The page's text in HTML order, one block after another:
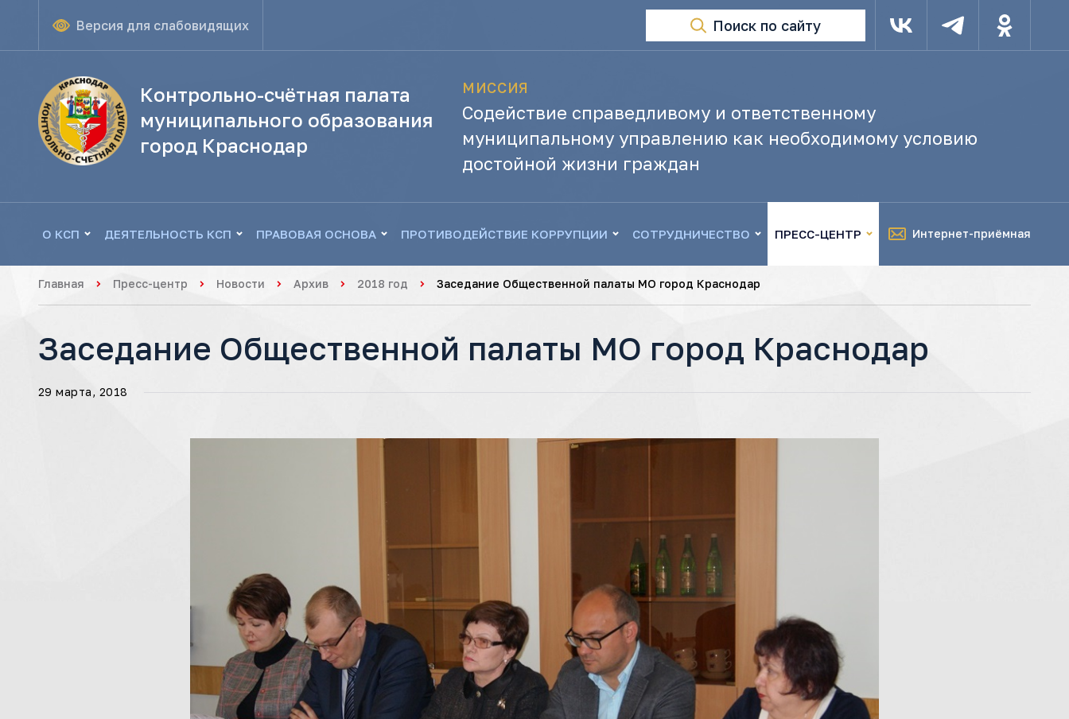
Версия для слабовидящих Поиск по сайту
Контрольно-счётная палата
муниципального образования
город Краснодар
МИССИЯ
Содействие справедливому и ответственному
муниципальному управлению как необходимому условию
достойной жизни граждан
О КСП ДЕЯТЕЛЬНОСТЬ КСП ПРАВОВАЯ ОСНОВА ПРОТИВОДЕЙСТВИЕ КОРРУПЦИИ СОТРУДНИЧЕСТВО ПРЕСС-ЦЕНТР Интернет-приёмная
Главная Пресс-центр Новости Архив 2018 год Заседание Общественной палаты МО город Краснодар
Заседание Общественной палаты МО город Краснодар
29 марта, 2018